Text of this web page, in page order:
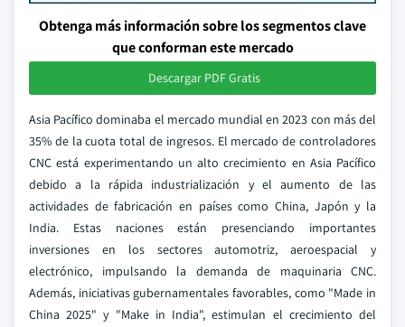
Obtenga más información sobre los segmentos clave
que conforman este mercado
Descargar PDF Gratis
Asia Pacífico dominaba el mercado mundial en 2023 con más del
35% de la cuota total de ingresos. El mercado de controladores
CNC está experimentando un alto crecimiento en Asia Pacífico
debido a la rápida industrialización y el aumento de las
actividades de fabricación en países como China, Japón y la
India. Estas naciones están presenciando importantes
inversiones en los sectores automotriz, aeroespacial y
electrónico, impulsando la demanda de maquinaria CNC.
Además, iniciativas gubernamentales favorables, como "Made in
China 2025" y "Make in India", estimulan el crecimiento del